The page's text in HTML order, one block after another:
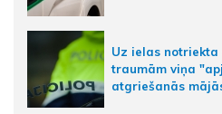
Uz ielas
traumām viņa
atgriešanās